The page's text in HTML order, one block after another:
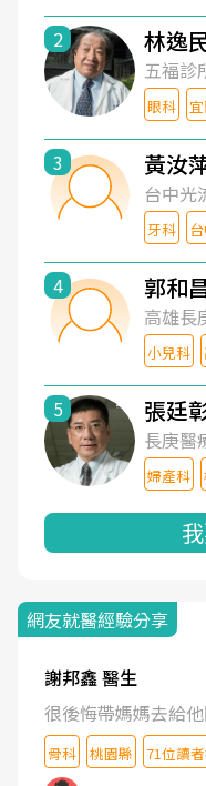
2 林逸
五福診
眼科
3 黃汝
台中光
牙科
4 郭和
高雄長
小兒科
5 張廷
長庚醫
婦產科
網友就醫經驗分享
謝邦鑫 醫生
很後悔帶媽媽去給
骨科 桃園縣 71位讀